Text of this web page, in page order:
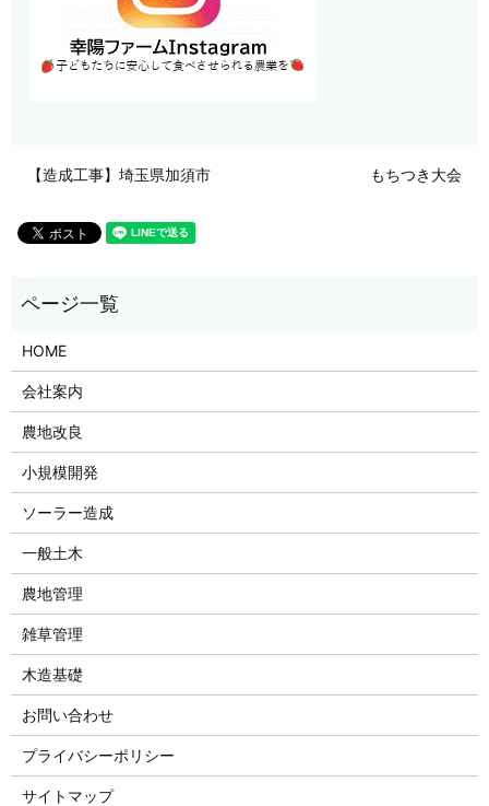
【造成工事】埼玉県加須市 もちつき大会
HOME
会社案内
農地改良
小規模開発
ソーラー造成
一般土木
農地管理
雑草管理
木造基礎
お問い合わせ
プライバシーポリシー
サイトマップ